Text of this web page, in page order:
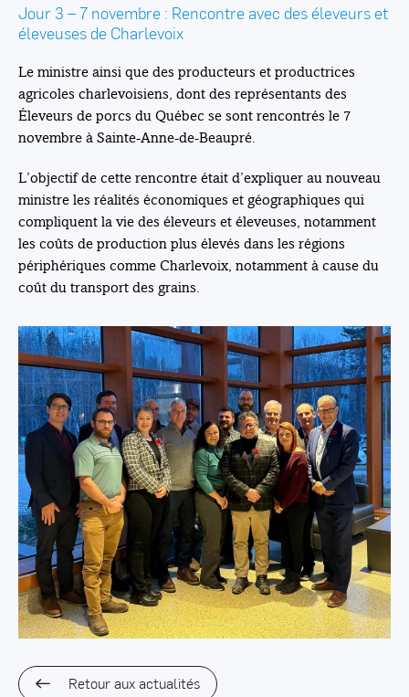
Jour 3 – 7 novembre : Rencontre avec des éleveurs et
éleveuses de Charlevoix
Le ministre ainsi que des producteurs et productrices
agricoles charlevoisiens, dont des représentants des
Éleveurs de porcs du Québec se sont rencontrés le 7
novembre à Sainte-Anne-de-Beaupré.
L’objectif de cette rencontre était d’expliquer au nouveau
ministre les réalités économiques et géographiques qui
compliquent la vie des éleveurs et éleveuses, notamment
les coûts de production plus élevés dans les régions
périphériques comme Charlevoix, notamment à cause du
coût du transport des grains.
Retour aux actualités